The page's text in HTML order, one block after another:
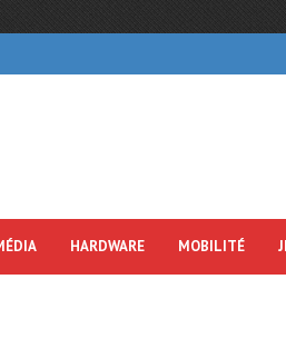
HARDWARE MOBILITÉ